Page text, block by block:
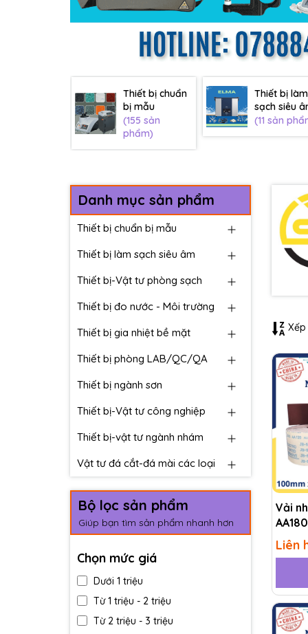
Thiết bị chuẩn
bị mẫu
(155 sản
phẩm)
Thiết bị làm
sạch siêu
(11 sản
Danh mục sản phẩm
Thiết bị chuẩn bị mẫu
Thiết bị làm sạch siêu âm
Thiết bị-Vật tư phòng sạch
Thiết bị đo nước - Môi trường
Thiết bị gia nhiệt bề mặt
Thiết bị phòng LAB/QC/QA
Thiết bị ngành sơn
Thiết bị-Vật tư công nghiệp
Thiết bị-vật tư ngành nhám
Vật tư đá cắt-đá mài các loại
Bộ lọc sản phẩm
Giúp bạn tìm sản phẩm nhanh hơn
Chọn mức giá
Dưới 1 triệu
Từ 1 triệu - 2 triệu
Từ 2 triệu - 3 triệu
Vải
AA180
Liên